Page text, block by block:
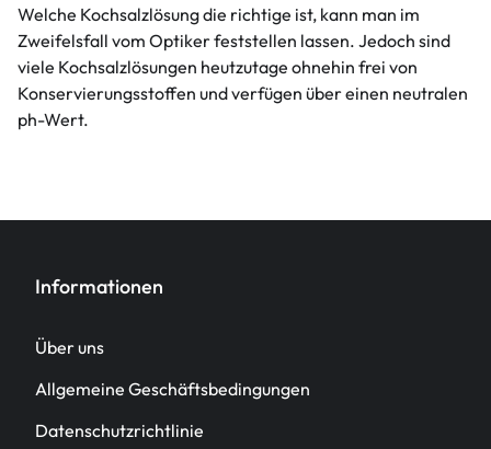
Welche Kochsalzlösung die richtige ist, kann man im
Zweifelsfall vom Optiker feststellen lassen. Jedoch sind
viele Kochsalzlösungen heutzutage ohnehin frei von
Konservierungsstoffen und verfügen über einen neutralen
ph-Wert.
Informationen
Über uns
Allgemeine Geschäftsbedingungen
Datenschutzrichtlinie